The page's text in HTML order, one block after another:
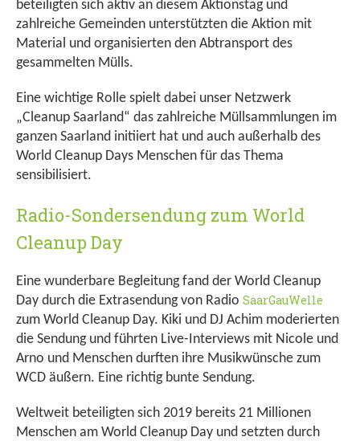
beteiligten sich aktiv an diesem Aktionstag und
zahlreiche Gemeinden unterstützten die Aktion mit
Material und organisierten den Abtransport des
gesammelten Mülls.
Eine wichtige Rolle spielt dabei unser Netzwerk
„Cleanup Saarland“ das zahlreiche Müllsammlungen im
ganzen Saarland initiiert hat und auch außerhalb des
World Cleanup Days Menschen für das Thema
sensibilisiert.
Radio-Sondersendung zum World
Cleanup Day
Eine wunderbare Begleitung fand der World Cleanup
Day durch die Extrasendung von Radio SaarGauWelle
zum World Cleanup Day. Kiki und DJ Achim moderierten
die Sendung und führten Live-Interviews mit Nicole und
Arno und Menschen durften ihre Musikwünsche zum
WCD äußern. Eine richtig bunte Sendung.
Weltweit beteiligten sich 2019 bereits 21 Millionen
Menschen am World Cleanup Day und setzten durch